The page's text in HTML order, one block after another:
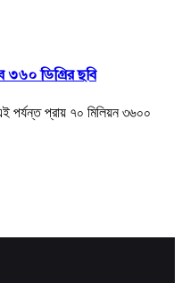
ডিগ্রির ছবি
পর্যন্ত প্রায় ৭০ মিলিয়ন ৩৬০০